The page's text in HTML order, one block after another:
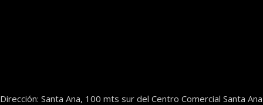
Dirección: Santa Ana, 100 mts sur del Centro Comercial Santa Ana